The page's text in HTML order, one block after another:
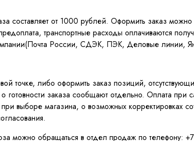
составляет от 1000 рублей. Оформить заказ можно
транспортные расходы оплачиваются
России, СДЭК, ПЭК, Деловые линии,
точке, либо оформить заказ позиций,
готовности заказа сообщают отдельно. Оплата
выборе магазина, о возможных корректировках
можно обращаться в отдел продаж по телефону: